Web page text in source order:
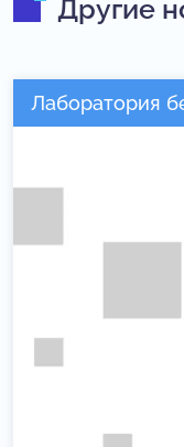
Другие
Лаборатория